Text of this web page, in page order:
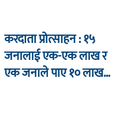
करदाता प्रोत्साहन : १५
जनालाई एक-एक लाख र
एक जनाले पाए १० लाख